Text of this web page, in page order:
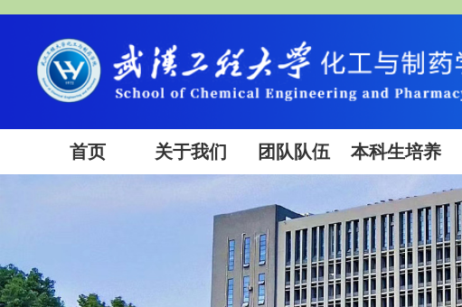
首页 关于我们 团队队伍 本科生培养